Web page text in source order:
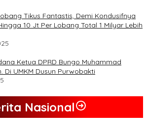
Tikus Fantastis, Demi Kondusifnya
10 Jt Per Lobang Total 1 Milyar Lebih
Ketua DPRD Bungo Muhammad
Di UMKM Dusun Purwobakti
Nasional